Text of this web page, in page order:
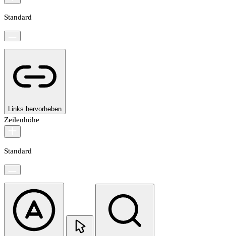
Standard
Links hervorheben
Zeilenhöhe
Standard